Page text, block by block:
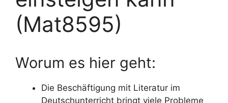
(Mat8595)
Worum es hier geht:
Die Beschäftigung mit Literatur im
Deutschunterricht bringt viele Probleme